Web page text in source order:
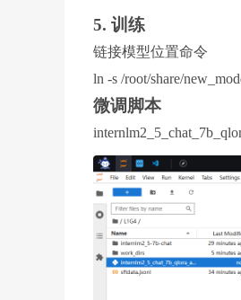
5. 训练
链接模型位置命令
ln -s /root/share/
微调脚本